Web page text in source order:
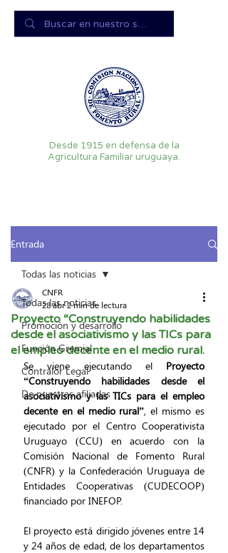
Desde 1915 en defensa de la
Agricultura Familiar uruguaya.
Entrada
Todas las noticias
Promoción y desarrollo
Función Gremial
Contralor Legal
De nuestras afiliadas
Todas las noticias
Proyecto “Construyendo habilidades
desde el asociativismo y las TICs para
el empleo decente en el medio rural.
CNFR
28 abr2 min de lectura
Se viene ejecutando el Proyecto
“Construyendo habilidades desde el
asociativismo y las TICs para el empleo
decente en el medio rural”, el mismo es
ejecutado por el Centro Cooperativista
Uruguayo (CCU) en acuerdo con la
Comisión Nacional de Fomento Rural
(CNFR) y la Confederación Uruguaya de
Entidades Cooperativas (CUDECOOP)
financiado por INEFOP.
El proyecto está dirigido jóvenes entre 14
y 24 años de edad, de los departamentos